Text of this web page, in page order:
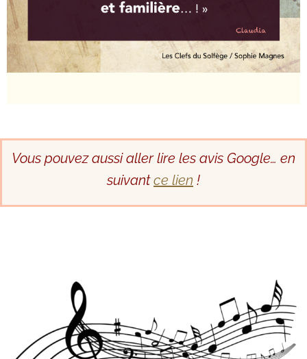
Vous pouvez aussi aller lire les avis Google… en
suivantce lien !